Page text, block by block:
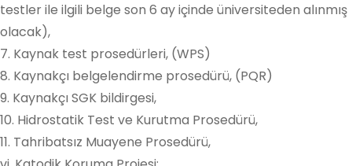
testler ile ilgili belge son 6 ay içinde üniversiteden alınmış
olacak),
7. Kaynak test prosedürleri, (WPS)
8. Kaynakçı belgelendirme prosedürü, (PQR)
9. Kaynakçı SGK bildirgesi,
10. Hidrostatik Test ve Kurutma Prosedürü,
11. Tahribatsız Muayene Prosedürü,